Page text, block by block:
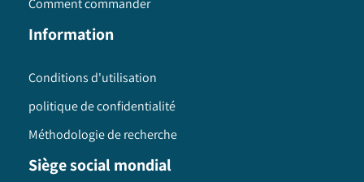
Comment commander
Information
Conditions d'utilisation
politique de confidentialité
Méthodologie de recherche
Siège social mondial